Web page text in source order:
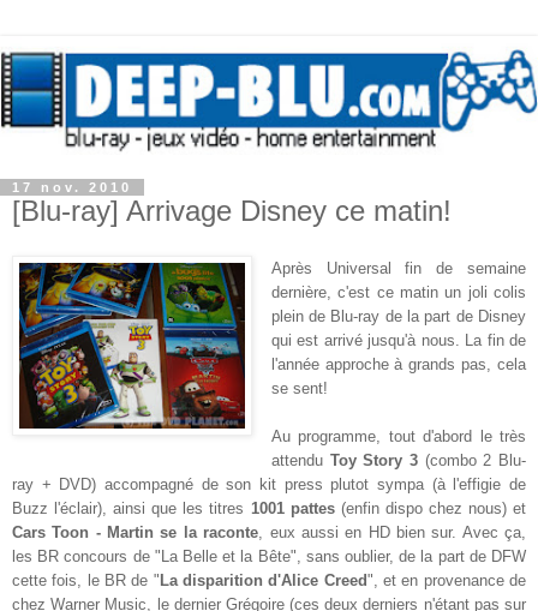
17 nov. 2010
[Blu-ray] Arrivage Disney ce matin!
Après Universal fin de semaine
dernière, c'est ce matin un joli colis
plein de Blu-ray de la part de Disney
qui est arrivé jusqu'à nous. La fin de
l'année approche à grands pas, cela
se sent!
Au programme, tout d'abord le très
attendu Toy Story 3(combo 2 Blu-
ray + DVD) accompagné de son kit press plutot sympa (à l'effigie de
Buzz l'éclair), ainsi que les titres 1001 pattes(enfin dispo chez nous) et
Cars Toon - Martin se la raconte, eux aussi en HD bien sur. Avec ça,
les BR concours de "La Belle et la Bête", sans oublier, de la part de DFW
cette fois, le BR de " La disparition d'Alice Creed", et en provenance de
chez Warner Music, le dernier Grégoire (ces deux derniers n'étant pas sur